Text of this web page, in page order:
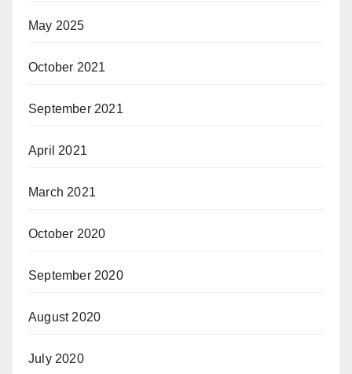
May 2025
October 2021
September 2021
April 2021
March 2021
October 2020
September 2020
August 2020
July 2020